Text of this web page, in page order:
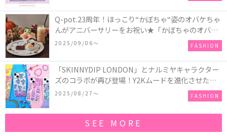
Q-pot.23周年！ほっこり“かぼちゃ“姿のオバケちゃ
んがアニバーサリーをお祝い★「かぼちゃのオバケ
ーキアクセサリー」が新発売！Q-pot CAFE.では
「かぼちゃのオバケーキプレート」も登場
2025/09/06〜 FASHION
「SKINNYDIP LONDON」とナルミヤキャラクター
ズのコラボが再び登場！Y2Kムードを進化させた新
作コレクションを発売♪
2025/08/27〜 FASHION
SEE MORE